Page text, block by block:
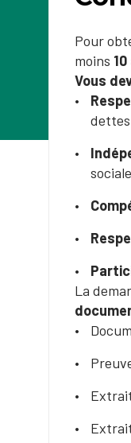
Pour
moins
Vous
La